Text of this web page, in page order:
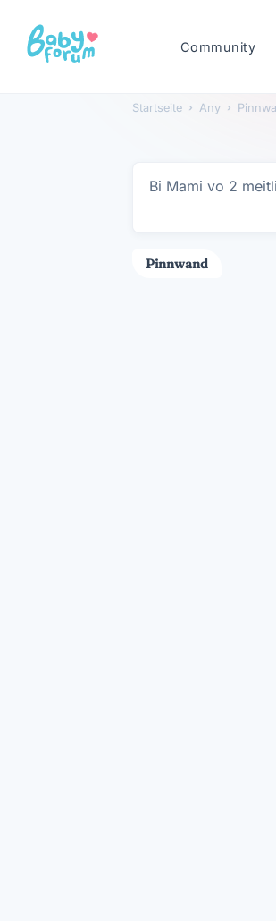
Community
Startseite › Any ›
Bi Mami vo 2
Pinnwand